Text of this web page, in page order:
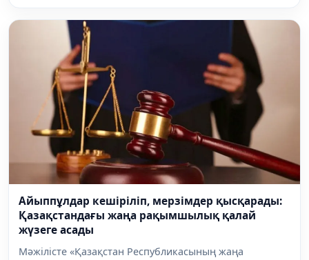
Айыппұлдар кешіріліп, мерзімдер қысқарады:
Қазақстандағы жаңа рақымшылық қалай
жүзеге асады
Мәжілісте «Қазақстан Республикасының жаңа